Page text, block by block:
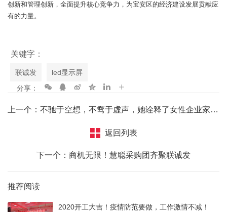
创新和管理创新，全面提升核心竞争力，为宝安区的经济建设发展贡献应
有的力量。
关键字：
联诚发
led显示屏
分享：
上一个：不驰于空想，不骛于虚声，她诠释了女性企业家的独特魅力
返回列表
下一个：商机无限！慧聪采购团齐聚联诚发
推荐阅读
2020开工大吉！疫情防范要做，工作激情不减！